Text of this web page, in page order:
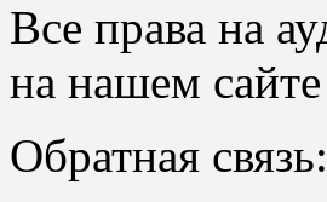
Все права на
на нашем
Обратная связь: